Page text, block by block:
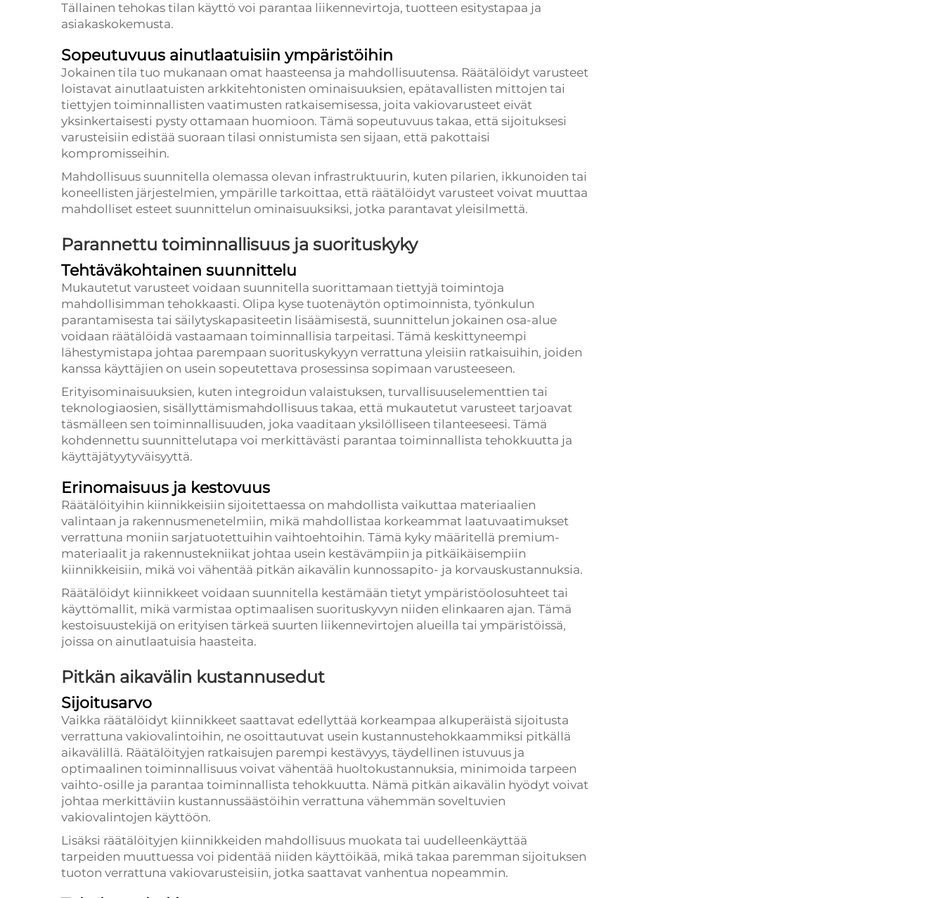
Tällainen tehokas tilan käyttö voi parantaa liikennevirtoja, tuotteen esitystapaa ja
asiakaskokemusta.
Sopeutuvuus ainutlaatuisiin ympäristöihin
Jokainen tila tuo mukanaan omat haasteensa ja mahdollisuutensa. Räätälöidyt varusteet
loistavat ainutlaatuisten arkkitehtonisten ominaisuuksien, epätavallisten mittojen tai
tiettyjen toiminnallisten vaatimusten ratkaisemisessa, joita vakiovarusteet eivät
yksinkertaisesti pysty ottamaan huomioon. Tämä sopeutuvuus takaa, että sijoituksesi
varusteisiin edistää suoraan tilasi onnistumista sen sijaan, että pakottaisi
kompromisseihin.
Mahdollisuus suunnitella olemassa olevan infrastruktuurin, kuten pilarien, ikkunoiden tai
koneellisten järjestelmien, ympärille tarkoittaa, että räätälöidyt varusteet voivat muuttaa
mahdolliset esteet suunnittelun ominaisuuksiksi, jotka parantavat yleisilmettä.
Parannettu toiminnallisuus ja suorituskyky
Tehtäväkohtainen suunnittelu
Mukautetut varusteet voidaan suunnitella suorittamaan tiettyjä toimintoja
mahdollisimman tehokkaasti. Olipa kyse tuotenäytön optimoinnista, työnkulun
parantamisesta tai säilytyskapasiteetin lisäämisestä, suunnittelun jokainen osa-alue
voidaan räätälöidä vastaamaan toiminnallisia tarpeitasi. Tämä keskittyneempi
lähestymistapa johtaa parempaan suorituskykyyn verrattuna yleisiin ratkaisuihin, joiden
kanssa käyttäjien on usein sopeutettava prosessinsa sopimaan varusteeseen.
Erityisominaisuuksien, kuten integroidun valaistuksen, turvallisuuselementtien tai
teknologiaosien, sisällyttämismahdollisuus takaa, että mukautetut varusteet tarjoavat
täsmälleen sen toiminnallisuuden, joka vaaditaan yksilölliseen tilanteeseesi. Tämä
kohdennettu suunnittelutapa voi merkittävästi parantaa toiminnallista tehokkuutta ja
käyttäjätyytyväisyyttä.
Erinomaisuus ja kestovuus
Räätälöityihin kiinnikkeisiin sijoitettaessa on mahdollista vaikuttaa materiaalien
valintaan ja rakennusmenetelmiin, mikä mahdollistaa korkeammat laatuvaatimukset
verrattuna moniin sarjatuotettuihin vaihtoehtoihin. Tämä kyky määritellä premium-
materiaalit ja rakennustekniikat johtaa usein kestävämpiin ja pitkäikäisempiin
kiinnikkeisiin, mikä voi vähentää pitkän aikavälin kunnossapito- ja korvauskustannuksia.
Räätälöidyt kiinnikkeet voidaan suunnitella kestämään tietyt ympäristöolosuhteet tai
käyttömallit, mikä varmistaa optimaalisen suorituskyvyn niiden elinkaaren ajan. Tämä
kestoisuustekijä on erityisen tärkeä suurten liikennevirtojen alueilla tai ympäristöissä,
joissa on ainutlaatuisia haasteita.
Pitkän aikavälin kustannusedut
Sijoitusarvo
Vaikka räätälöidyt kiinnikkeet saattavat edellyttää korkeampaa alkuperäistä sijoitusta
verrattuna vakiovalintoihin, ne osoittautuvat usein kustannustehokkaammiksi pitkällä
aikavälillä. Räätälöityjen ratkaisujen parempi kestävyys, täydellinen istuvuus ja
optimaalinen toiminnallisuus voivat vähentää huoltokustannuksia, minimoida tarpeen
vaihto-osille ja parantaa toiminnallista tehokkuutta. Nämä pitkän aikavälin hyödyt voivat
johtaa merkittäviin kustannussäästöihin verrattuna vähemmän soveltuvien
vakiovalintojen käyttöön.
Lisäksi räätälöityjen kiinnikkeiden mahdollisuus muokata tai uudelleenkäyttää
tarpeiden muuttuessa voi pidentää niiden käyttöikää, mikä takaa paremman sijoituksen
tuoton verrattuna vakiovarusteisiin, jotka saattavat vanhentua nopeammin.